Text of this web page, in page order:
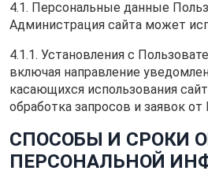
4.1. Персональные данные
Администрация сайта может
4.1.1. Установления с
включая направление
касающихся использования
обработка запросов и заявок от
СПОСОБЫ И СРОКИ
ПЕРСОНАЛЬНОЙ